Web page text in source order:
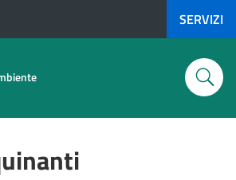
SERVIZI